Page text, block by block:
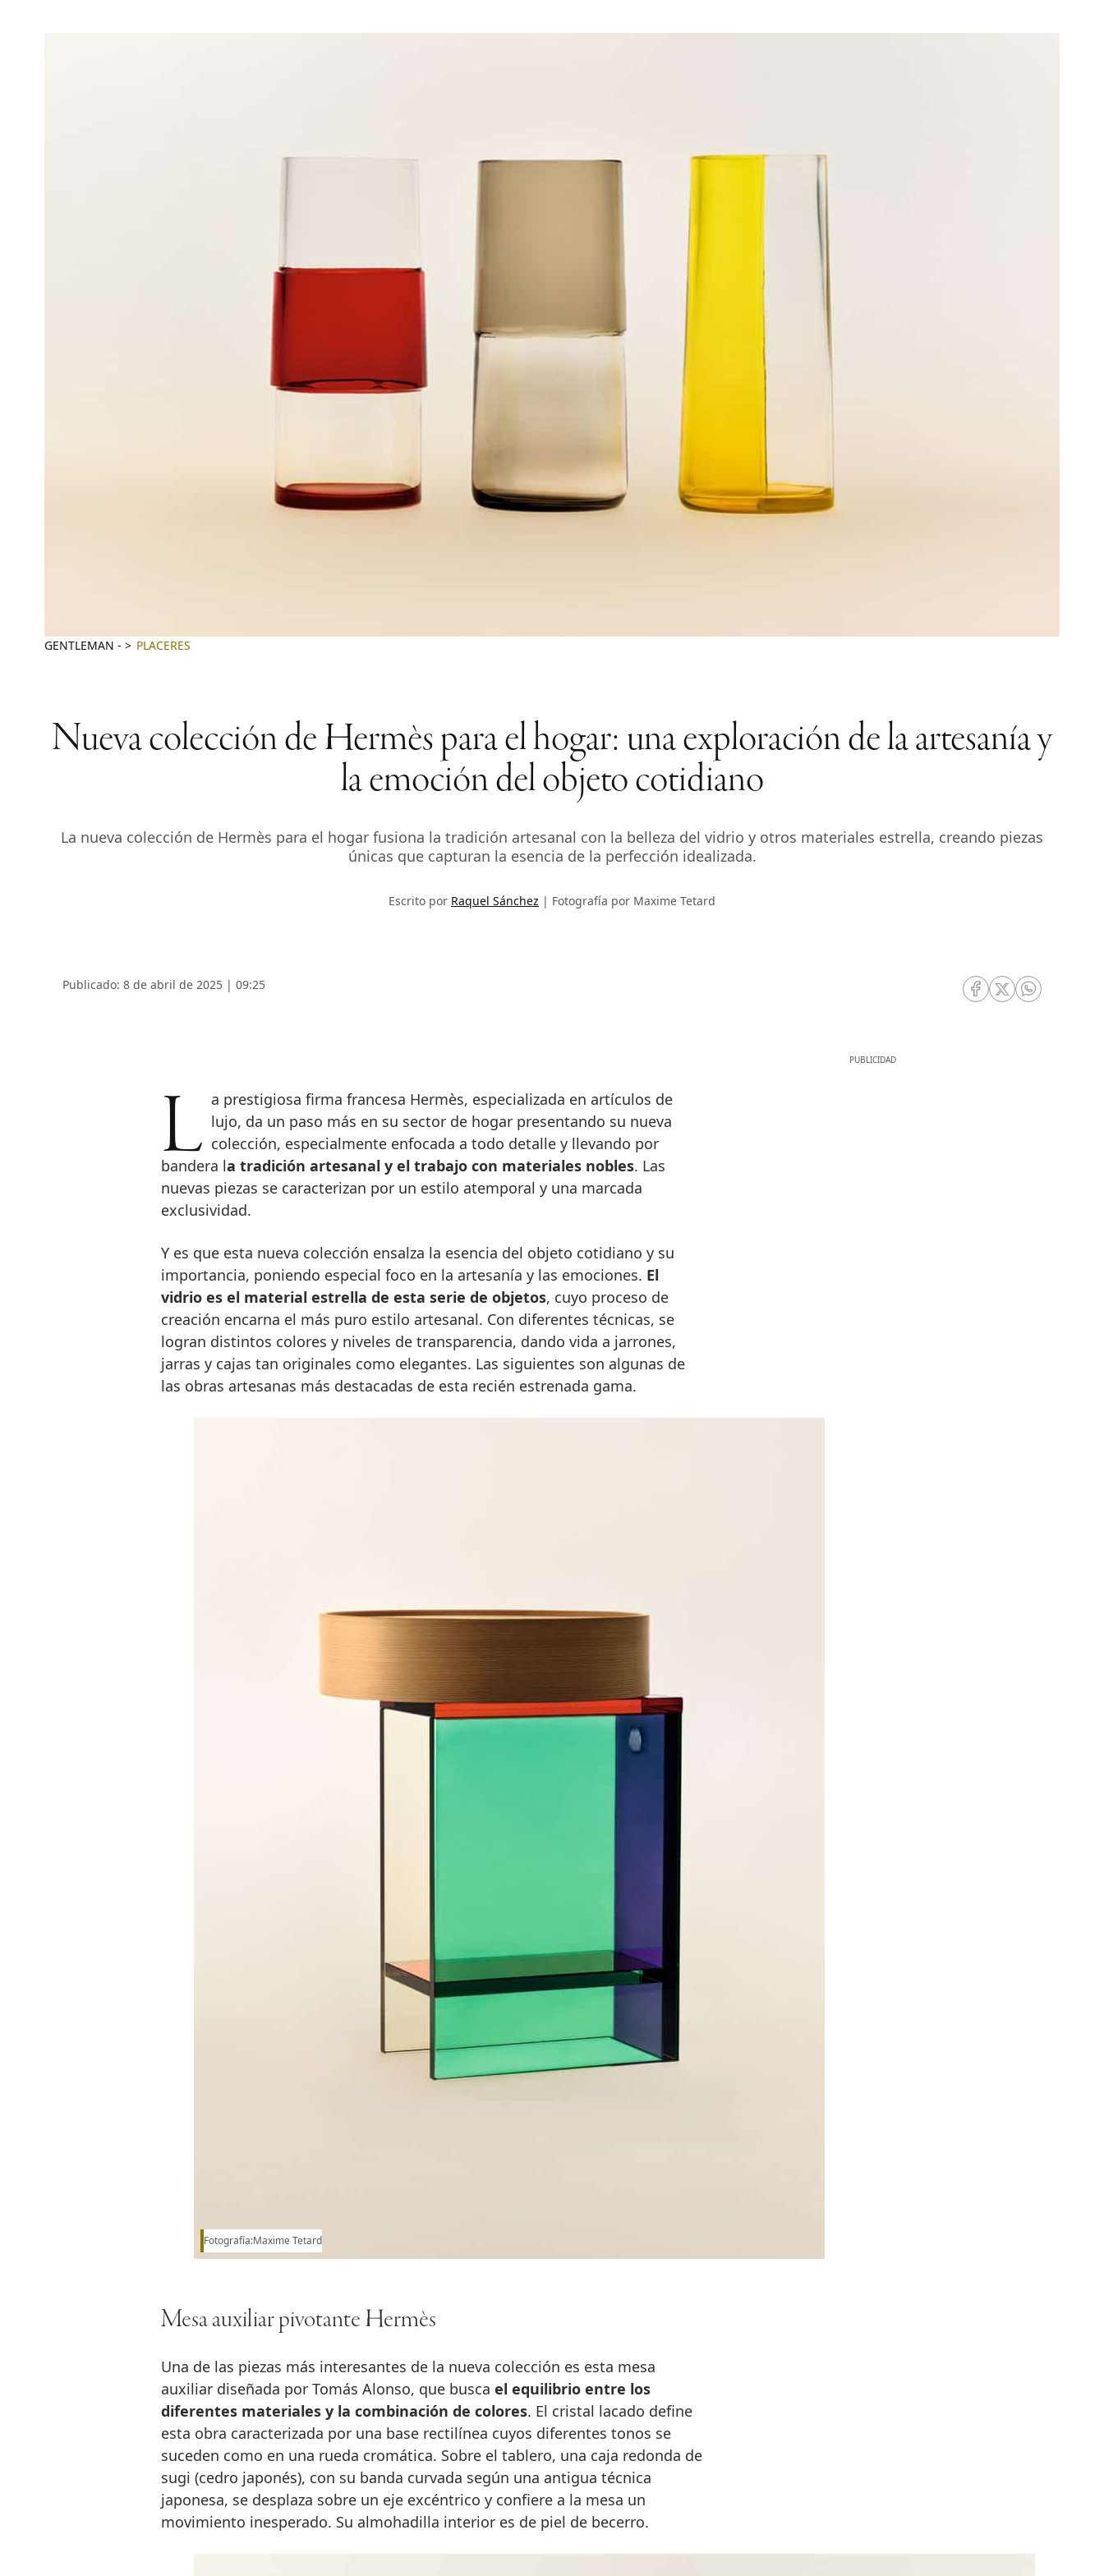
GENTLEMAN - PLACERES
Nueva colección de Hermès para el hogar: una exploración de la artesanía y
la emoción del objeto cotidiano
La nueva colección de Hermès para el hogar fusiona la tradición artesanal con la belleza del vidrio y otros materiales estrella, creando piezas
únicas que capturan la esencia de la perfección idealizada.
Escrito por Raquel Sánchez Fotografía por Maxime Tetard
Publicado: 8 de abril de 2025 | 09:25
RRSS Facebook
RRSS Twitter
RRSS
La prestigiosa firma francesa Hermès, especializada en artículos de lujo, da un paso más en su sector de hogar presentando su nueva
colección, especialmente enfocada a todo detalle y llevando por
bandera la tradición artesanal y el trabajo con materiales nobles. Las
nuevas piezas se caracterizan por un estilo atemporal y una marcada
exclusividad.
Y es que esta nueva colección ensalza la esencia del objeto cotidiano y su
importancia, poniendo especial foco en la artesanía y las emociones. El
vidrio es el material estrella de esta serie de objetos, cuyo proceso de
creación encarna el más puro estilo artesanal. Con diferentes técnicas, se
logran distintos colores y niveles de transparencia, dando vida a jarrones,
jarras y cajas tan originales como elegantes. Las siguientes son algunas de
las obras artesanas más destacadas de esta recién estrenada gama.
Fotografía:Maxime Tetard
Mesa auxiliar pivotante Hermès
Una de las piezas más interesantes de la nueva colección es esta mesa
auxiliar diseñada por Tomás Alonso, que busca el equilibrio entre los
diferentes materiales y la combinación de colores. El cristal lacado define
esta obra caracterizada por una base rectilínea cuyos diferentes tonos se
suceden como en una rueda cromática. Sobre el tablero, una caja redonda de
sugi (cedro japonés), con su banda curvada según una antigua técnica
japonesa, se desplaza sobre un eje excéntrico y confiere a la mesa un
movimiento inesperado. Su almohadilla interior es de piel de becerro.